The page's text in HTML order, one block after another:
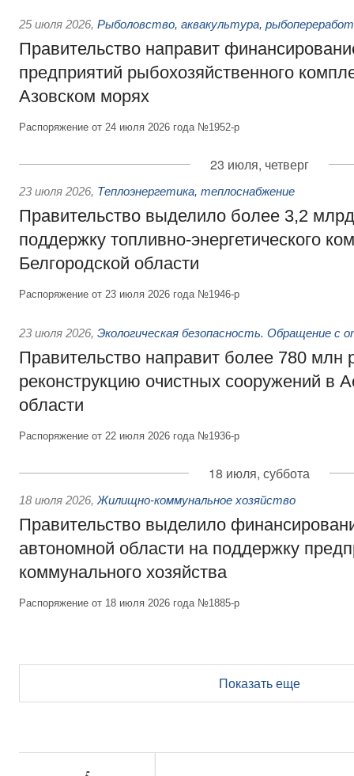
25 июля 2026, Рыболовство, аквакультура,
Правительство направит
предприятий рыбохозяйственного
Азовском морях
Распоряжение от 24 июля 2026 года №1952-р
23 июля, четверг
23 июля 2026, Теплоэнергетика, теплоснабжение
Правительство выделило более 3,2
поддержку топливно-энергетического
Белгородской области
Распоряжение от 23 июля 2026 года №1946-р
23 июля 2026, Экологическая безопасность. Обращение с
Правительство направит более 780 млн
реконструкцию очистных сооружений в
области
Распоряжение от 22 июля 2026 года №1936-р
18 июля, суббота
18 июля 2026, Жилищно-коммунальное хозяйство
Правительство выделило
автономной области на поддержку
коммунального хозяйства
Распоряжение от 18 июля 2026 года №1885-р
Показать еще